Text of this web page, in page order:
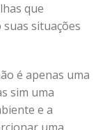
que
situações
é apenas uma
sim uma
e a